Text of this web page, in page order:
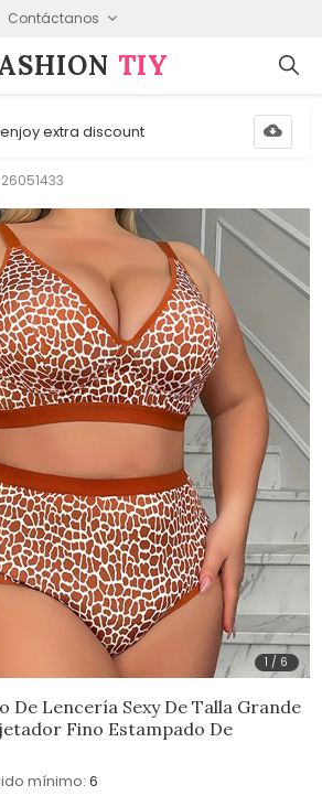
Contáctanos
TIY
extra discount
1 / 6
De Lencería Sexy De Talla Grande
Fino Estampado De
mínimo: 6